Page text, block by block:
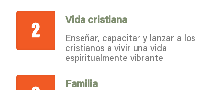
Vida cristiana
Enseñar, capacitar y lanzar a los
cristianos a vivir una vida
espiritualmente vibrante
Familia